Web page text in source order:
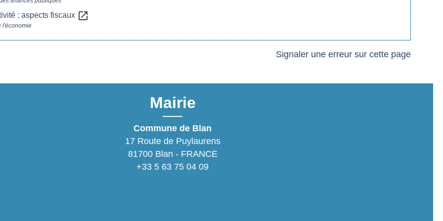
: aspects fiscaux open_in_new
l'économie
Signaler une erreur sur cette page
Mairie
Commune de Blan
17 Route de Puylaurens
81700 Blan - FRANCE
+33 5 63 75 04 09